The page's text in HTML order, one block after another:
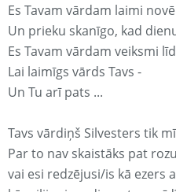
Es Tavam vārdam laimi
Un prieku skanīgo, kad
Es Tavam vārdam veiksmi
Lai laimīgs vārds Tavs -
Un Tu arī pats ...
Tavs vārdiņš Silvesters tik
Par to nav skaistāks pat
vai esi redzējusi/is kā ezers